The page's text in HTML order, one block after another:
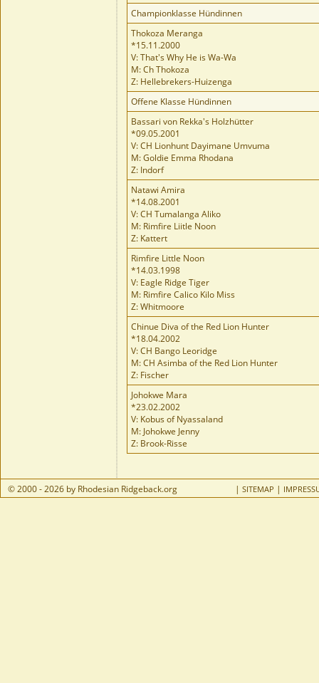
Championklasse Hündinnen
Thokoza Meranga
*15.11.2000
V: That's Why He is Wa-Wa
M: Ch Thokoza
Z: Hellebrekers-Huizenga
Offene Klasse Hündinnen
Bassari von Rekka's Holzhütter
*09.05.2001
V: CH Lionhunt Dayimane Umvuma
M: Goldie Emma Rhodana
Z: Indorf
Natawi Amira
*14.08.2001
V: CH Tumalanga Aliko
M: Rimfire Liitle Noon
Z: Kattert
Rimfire Little Noon
*14.03.1998
V: Eagle Ridge Tiger
M: Rimfire Calico Kilo Miss
Z: Whitmoore
Chinue Diva of the Red Lion Hunter
*18.04.2002
V: CH Bango Leoridge
M: CH Asimba of the Red Lion Hunter
Z: Fischer
Johokwe Mara
*23.02.2002
V: Kobus of Nyassaland
M: Johokwe Jenny
Z: Brook-Risse
© 2000 - 2026 by Rhodesian Ridgeback.org | SITEMAP |